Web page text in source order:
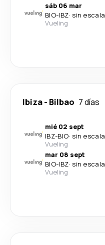
sáb 06 mar
BIO-IBZ· sin escala
Vueling
Ibiza- Bilbao 7 días
mié 02 sept
IBZ-BIO· sin escala
Vueling
mar 08 sept
BIO-IBZ· sin escala
Vueling